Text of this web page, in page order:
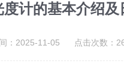
度计的基本介绍及
：2025-11-05 点击次数：